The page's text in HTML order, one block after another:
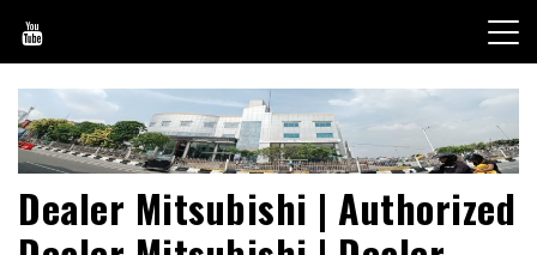
content
Dealer Mitsubishi | Authorized